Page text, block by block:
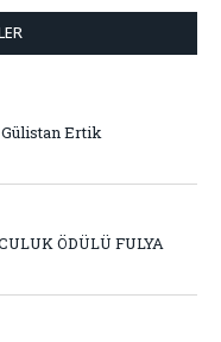
Ertik
ÖDÜLÜ FULYA